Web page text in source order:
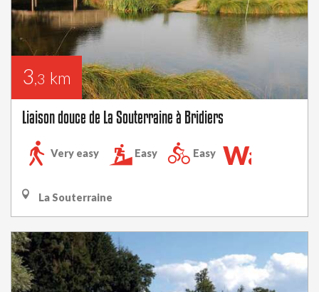
3,3 km
Liaison douce de La Souterraine à Bridiers
Very easy Easy Easy Walking
La Souterraine